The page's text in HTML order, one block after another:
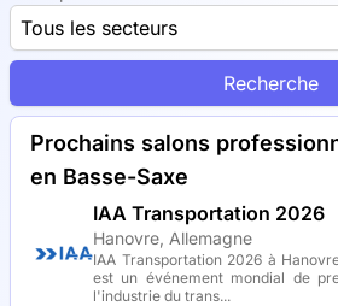
Tous les secteurs
Recherche
Prochains salons
en Basse-Saxe
IAA Transportation 2026
Hanovre, Allemagne
IAA Transportation 2026 à
est un événement mondial de
l'industrie du trans...